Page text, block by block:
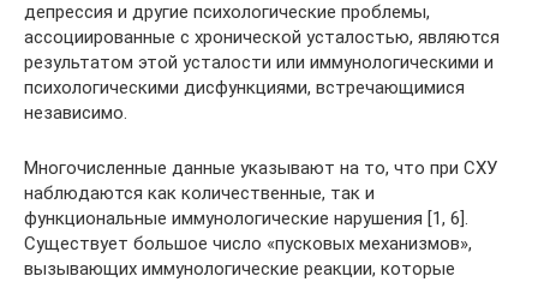
депрессия и другие психологические проблемы,
ассоциированные с хронической усталостью, являются
результатом этой усталости или иммунологическими и
психологическими дисфункциями, встречающимися
независимо.
Многочисленные данные указывают на то, что при СХУ
наблюдаются как количественные, так и
функциональные иммунологические нарушения [1, 6].
Существует большое число «пусковых механизмов»,
вызывающих иммунологические реакции, которые